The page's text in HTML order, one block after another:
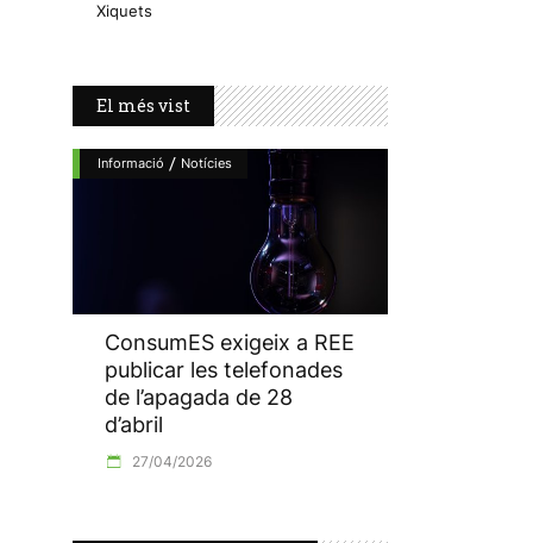
Xiquets
El més vist
Informació / Notícies
ConsumES exigeix a REE
publicar les telefonades
de l’apagada de 28
d’abril
27/04/2026